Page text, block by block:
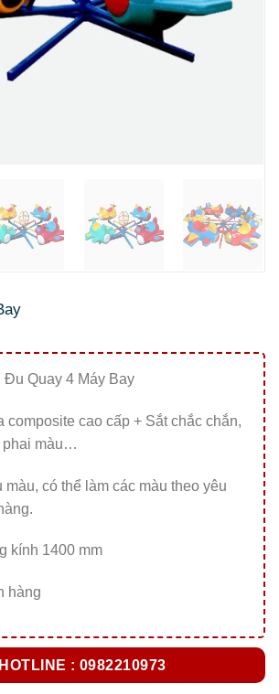
Đu Quay 4 Máy Bay
composite cao cấp + Sắt chắc chắn,
phai màu…
màu, có thể làm các màu theo yêu
kính 1400 mm
hàng
HOTLINE : 0982210973